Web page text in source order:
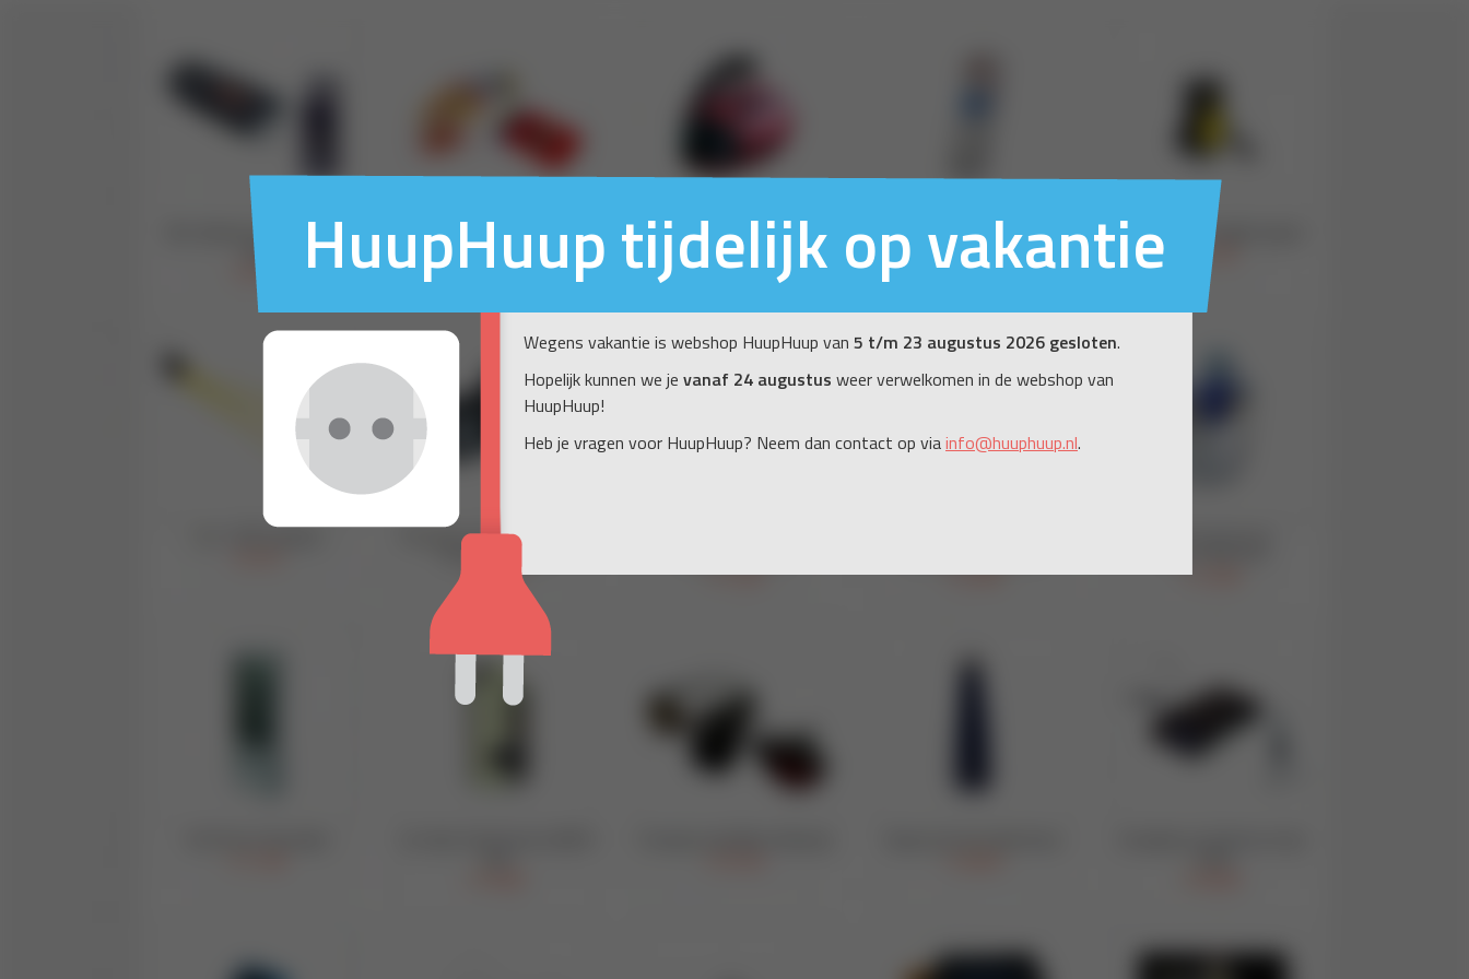
HuupHuup tijdelijk op vakantie
Wegens vakantie is webshop HuupHuup van 5 t/m 23 augustus 2026 gesloten.
Hopelijk kunnen we je vanaf 24 augustus weer verwelkomen in de webshop van
HuupHuup!
Heb je vragen voor HuupHuup? Neem dan contact op viainfo@huuphuup.nl.